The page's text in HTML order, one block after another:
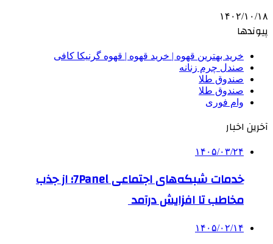
۱۴۰۲/۱۰/۱۸
پیوندها
خرید بهترین قهوه | خرید قهوه | قهوه گرنیکا کافی
صندل چرم زنانه
صندوق طلا
صندوق طلا
وام فوری
آخرین اخبار
۱۴۰۵/۰۳/۲۴
خدمات شبکه‌های اجتماعی 7Panel؛ از جذب
مخاطب تا افزایش درآمد
۱۴۰۵/۰۲/۱۴